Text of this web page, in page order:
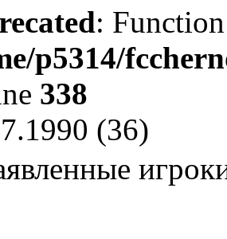
:
p5314/
338
(36)